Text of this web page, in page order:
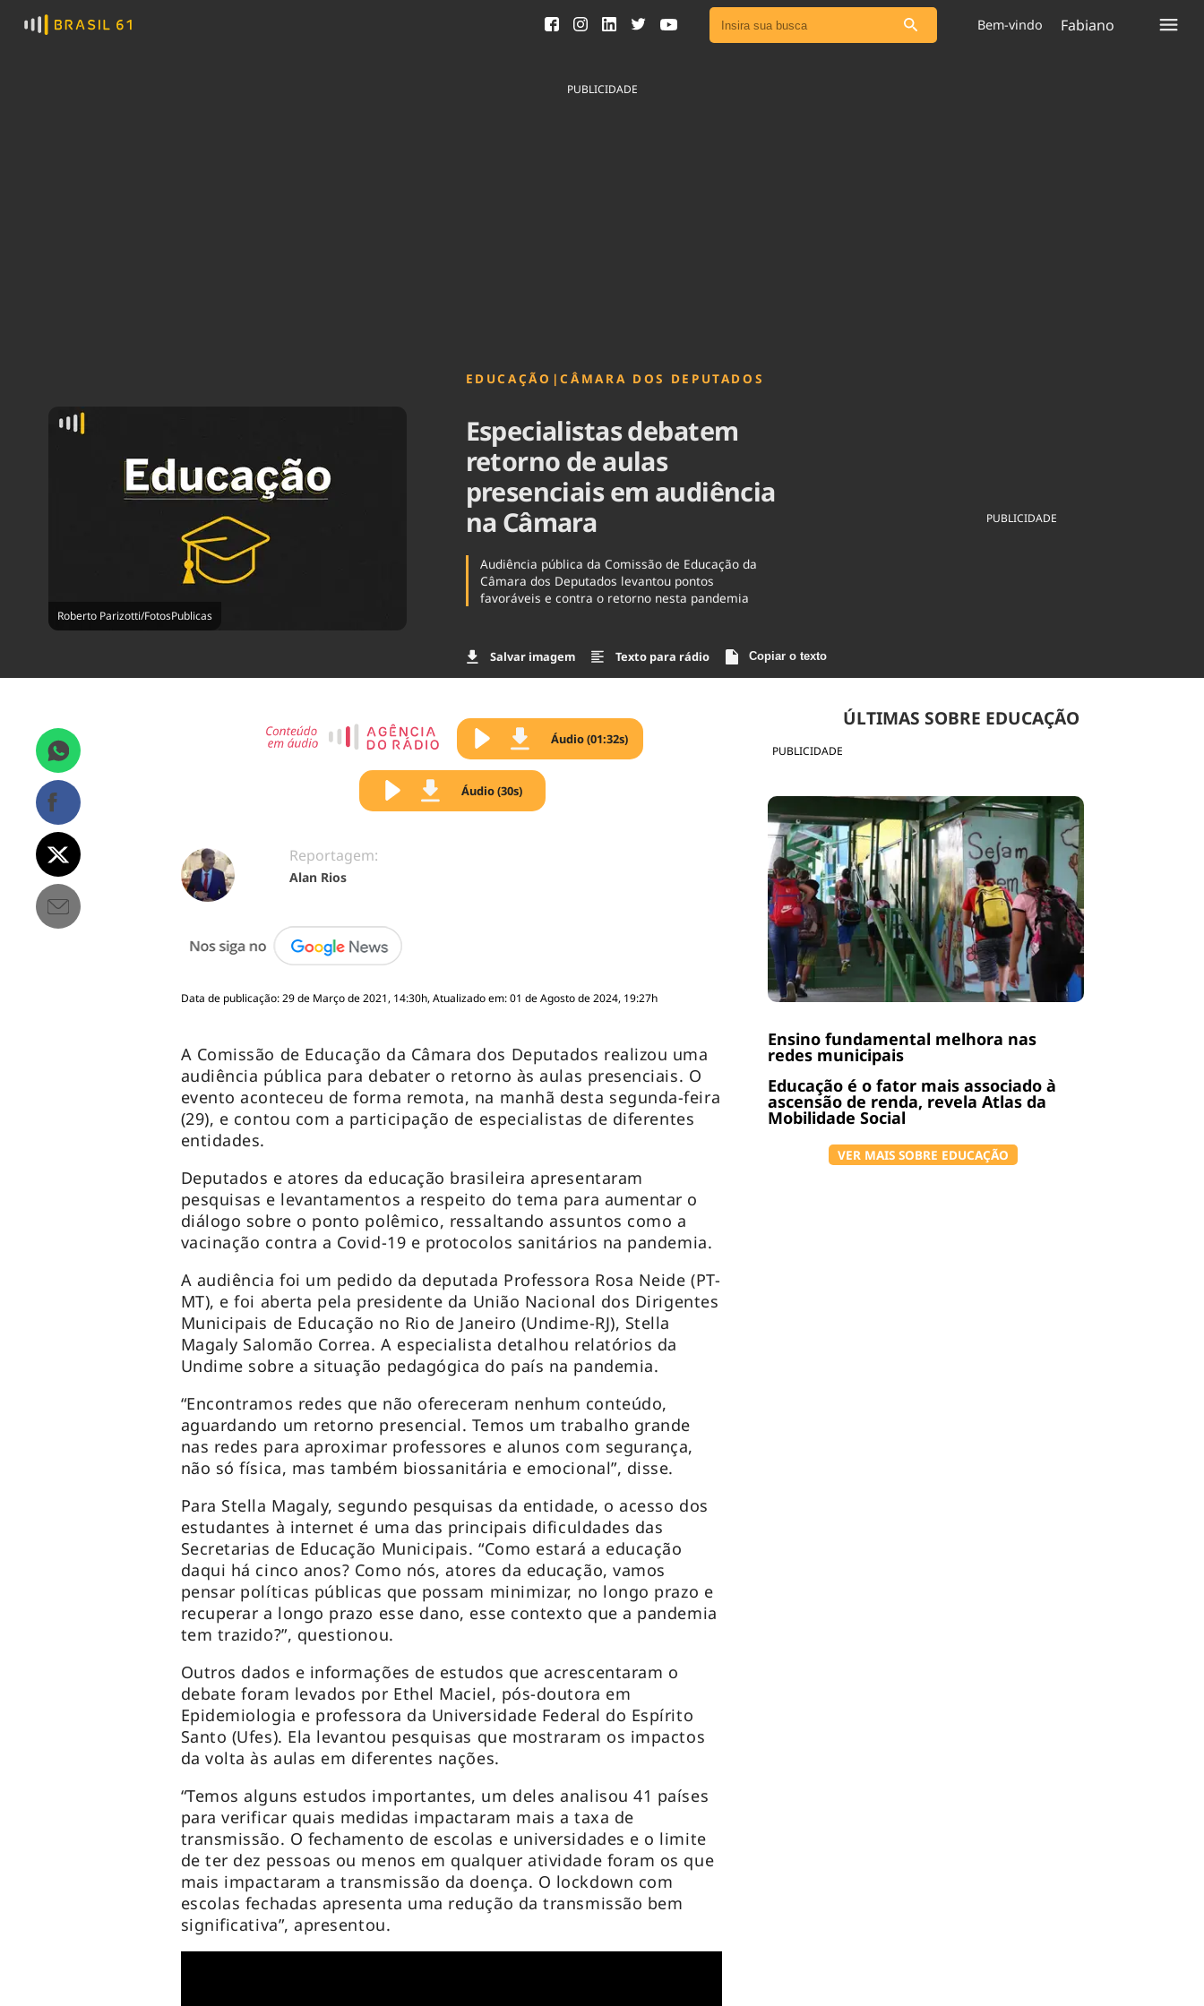
Ver todas as notícias
Cinema
Bem-vindo Fabiano
PUBLICIDADE
Roberto Parizotti/FotosPublicas
EDUCAÇÃO |CÂMARA DOS DEPUTADOS
Especialistas debatem
retorno de aulas
presenciais em audiência
na Câmara
Audiência pública da Comissão de Educação da
Câmara dos Deputados levantou pontos
favoráveis e contra o retorno nesta pandemia
Salvar imagem Texto para rádio Copiar o texto
PUBLICIDADE
PUBLICIDADE
ÚLTIMAS SOBRE EDUCAÇÃO
Ensino fundamental melhora nas
redes municipais
Educação é o fator mais associado à
ascensão de renda, revela Atlas da
Mobilidade Social
VER MAIS SOBRE EDUCAÇÃO
Áudio (01:32s)
Áudio (30s)
Reportagem:
Alan Rios
Data de publicação: 29 de Março de 2021, 14:30h, Atualizado em: 01 de Agosto de 2024, 19:27h
A Comissão de Educação da Câmara dos Deputados realizou uma
audiência pública para debater o retorno às aulas presenciais. O
evento aconteceu de forma remota, na manhã desta segunda-feira
(29), e contou com a participação de especialistas de diferentes
entidades.
Deputados e atores da educação brasileira apresentaram
pesquisas e levantamentos a respeito do tema para aumentar o
diálogo sobre o ponto polêmico, ressaltando assuntos como a
vacinação contra a Covid-19 e protocolos sanitários na pandemia.
A audiência foi um pedido da deputada Professora Rosa Neide (PT-
MT), e foi aberta pela presidente da União Nacional dos Dirigentes
Municipais de Educação no Rio de Janeiro (Undime-RJ), Stella
Magaly Salomão Correa. A especialista detalhou relatórios da
Undime sobre a situação pedagógica do país na pandemia.
“Encontramos redes que não ofereceram nenhum conteúdo,
aguardando um retorno presencial. Temos um trabalho grande
nas redes para aproximar professores e alunos com segurança,
não só física, mas também biossanitária e emocional”, disse.
Para Stella Magaly, segundo pesquisas da entidade, o acesso dos
estudantes à internet é uma das principais dificuldades das
Secretarias de Educação Municipais. “Como estará a educação
daqui há cinco anos? Como nós, atores da educação, vamos
pensar políticas públicas que possam minimizar, no longo prazo e
recuperar a longo prazo esse dano, esse contexto que a pandemia
tem trazido?”, questionou.
Outros dados e informações de estudos que acrescentaram o
debate foram levados por Ethel Maciel, pós-doutora em
Epidemiologia e professora da Universidade Federal do Espírito
Santo (Ufes). Ela levantou pesquisas que mostraram os impactos
da volta às aulas em diferentes nações.
“Temos alguns estudos importantes, um deles analisou 41 países
para verificar quais medidas impactaram mais a taxa de
transmissão. O fechamento de escolas e universidades e o limite
de ter dez pessoas ou menos em qualquer atividade foram os que
mais impactaram a transmissão da doença. O lockdown com
escolas fechadas apresenta uma redução da transmissão bem
significativa”, apresentou.